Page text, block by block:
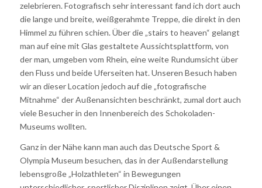
zelebrieren. Fotografisch sehr interessant fand ich dort auch
die lange und breite, weißgerahmte Treppe, die direkt in den
Himmel zu führen schien. Über die „stairs to heaven“ gelangt
man auf eine mit Glas gestaltete Aussichtsplattform, von
der man, umgeben vom Rhein, eine weite Rundumsicht über
den Fluss und beide Uferseiten hat. Unseren Besuch haben
wir an dieser Location jedoch auf die „fotografische
Mitnahme“ der Außenansichten beschränkt, zumal dort auch
viele Besucher in den Innenbereich des Schokoladen-
Museums wollten.
Ganz in der Nähe kann man auch das Deutsche Sport &
Olympia Museum besuchen, das in der Außendarstellung
lebensgroße „Holzathleten“ in Bewegungen